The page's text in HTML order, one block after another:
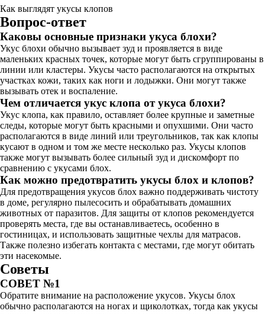
Как выглядят укусы клопов
Вопрос-ответ
Каковы основные признаки укуса блохи?
Укус блохи обычно вызывает зуд и проявляется в виде
маленьких красных точек, которые могут быть сгруппированы в
линии или кластеры. Укусы часто располагаются на открытых
участках кожи, таких как ноги и лодыжки. Они могут также
вызывать отек и воспаление.
Чем отличается укус клопа от укуса блохи?
Укус клопа, как правило, оставляет более крупные и заметные
следы, которые могут быть красными и опухшими. Они часто
располагаются в виде линий или треугольников, так как клопы
кусают в одном и том же месте несколько раз. Укусы клопов
также могут вызывать более сильный зуд и дискомфорт по
сравнению с укусами блох.
Как можно предотвратить укусы блох и клопов?
Для предотвращения укусов блох важно поддерживать чистоту
в доме, регулярно пылесосить и обрабатывать домашних
животных от паразитов. Для защиты от клопов рекомендуется
проверять места, где вы останавливаетесь, особенно в
гостиницах, и использовать защитные чехлы для матрасов.
Также полезно избегать контакта с местами, где могут обитать
эти насекомые.
Советы
СОВЕТ №1
Обратите внимание на расположение укусов. Укусы блох
обычно располагаются на ногах и щиколотках, тогда как укусы